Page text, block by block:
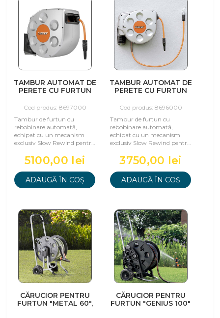
TAMBUR AUTOMAT DE
PERETE CU FURTUN
EVOLUTION 30 M
Cod produs: 8697000
Tambur de furtun cu
rebobinare automată,
echipat cu un mecanism
exclusiv Slow Rewind pentru
sigură. Gata de ut
5100,00 lei
ADAUGĂ ÎN COȘ
TAMBUR AUTOMAT DE
PERETE CU FURTUN
EVOLUTION 20 M
Cod produs: 8696000
Tambur de furtun cu
rebobinare automată,
echipat cu un mecanism
exclusiv Slow Rewind pentru
sigură. Gata de ut
3750,00 lei
ADAUGĂ ÎN COȘ
CĂRUCIOR PENTRU
FURTUN "METAL 60",
CĂRUCIOR PENTRU
FURTUN "GENIUS 100"